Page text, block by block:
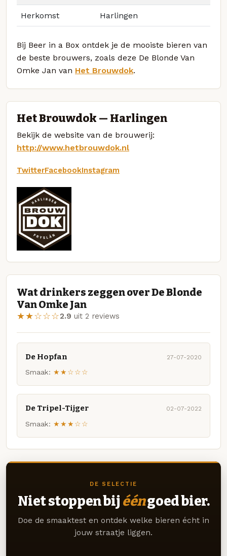
Herkomst Harlingen
Bij Beer in a Box ontdek je de mooiste bieren van
de beste brouwers, zoals deze De Blonde Van
Omke Jan van Het Brouwdok.
Het Brouwdok — Harlingen
Bekijk de website van de brouwerij:
http://www.hetbrouwdok.nl
TwitterFacebookInstagram
Wat drinkers zeggen over De Blonde
Van Omke Jan
★★☆☆☆2.9 uit 2 reviews
De Hopfan 27-07-2020
Smaak: ★★☆☆☆
De Tripel-Tijger 02-07-2022
Smaak: ★★★☆☆
DE SELECTIE
Niet stoppen bij ééngoed bier.
Doe de smaaktest en ontdek welke bieren écht in
jouw straatje liggen.